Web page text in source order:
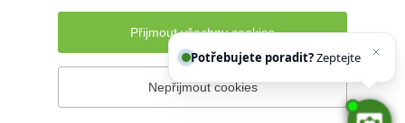
Prohlášení o přístupnosti Správce webu
Přijmout všechny cookies
Nepřijmout cookies
Potřebujete poradit? Zeptejte se našeh